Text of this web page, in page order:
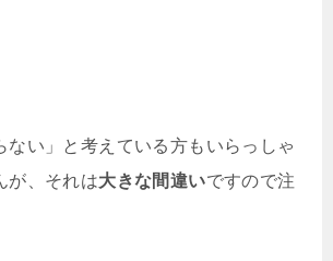
ない」と考えている方もいらっしゃ
が、それは大きな間違いですので注